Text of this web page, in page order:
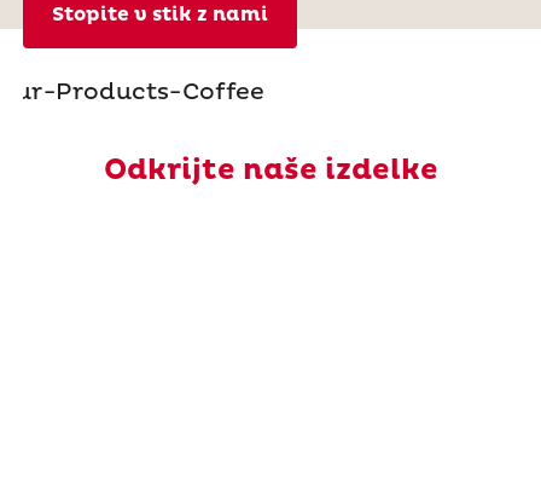
Stopite v stik z nami
Odkrijte naše izdelke